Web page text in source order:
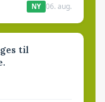
NY 06. aug.
til